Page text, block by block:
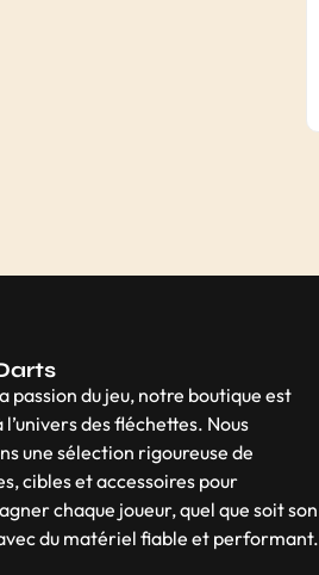
passion du jeu, notre boutique est
l’univers des fléchettes. Nous
une sélection rigoureuse de
cibles et accessoires pour
chaque joueur, quel que soit son
du matériel fiable et performant.